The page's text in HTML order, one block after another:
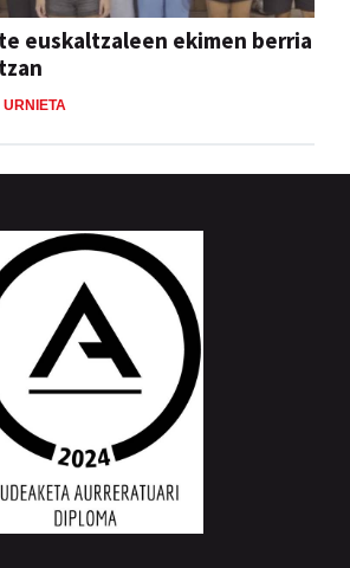
euskaltzaleen ekimen berria
URNIETA